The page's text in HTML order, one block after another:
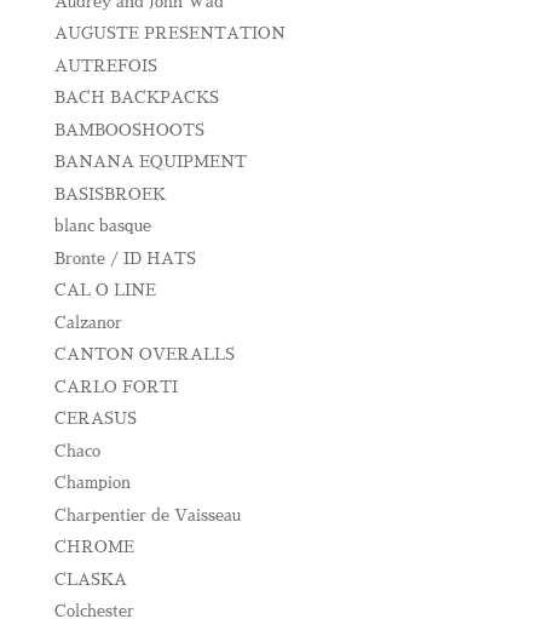
AUGUSTE PRESENTATION
AUTREFOIS
BACH BACKPACKS
BAMBOOSHOOTS
BANANA EQUIPMENT
BASISBROEK
blanc basque
Bronte / ID HATS
CAL O LINE
Calzanor
CANTON OVERALLS
CARLO FORTI
CERASUS
Chaco
Champion
Charpentier de Vaisseau
CHROME
CLASKA
Colchester